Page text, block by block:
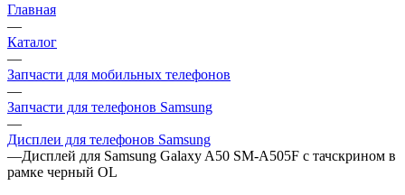
Главная
—
Каталог
—
Запчасти для мобильных телефонов
—
Запчасти для телефонов Samsung
—
Дисплеи для телефонов Samsung
—Дисплей для Samsung Galaxy A50 SM-A505F с тачскрином в
рамке черный OL